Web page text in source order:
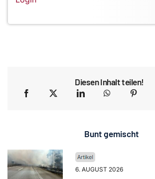
Diesen Inhalt teilen!
Bunt gemischt
6. AUGUST 2026